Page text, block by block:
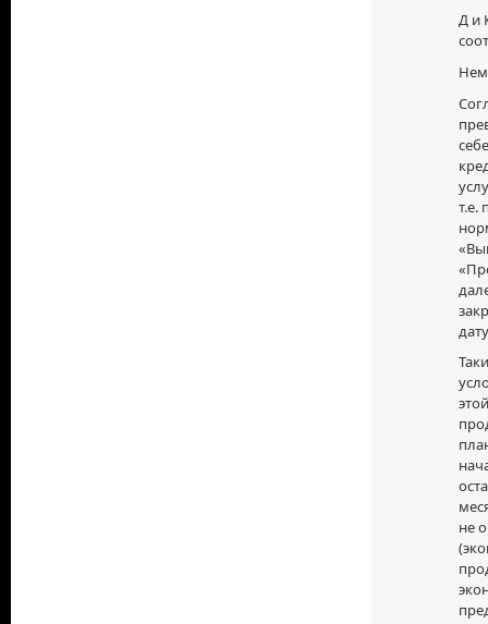
Д и
т.е.
не